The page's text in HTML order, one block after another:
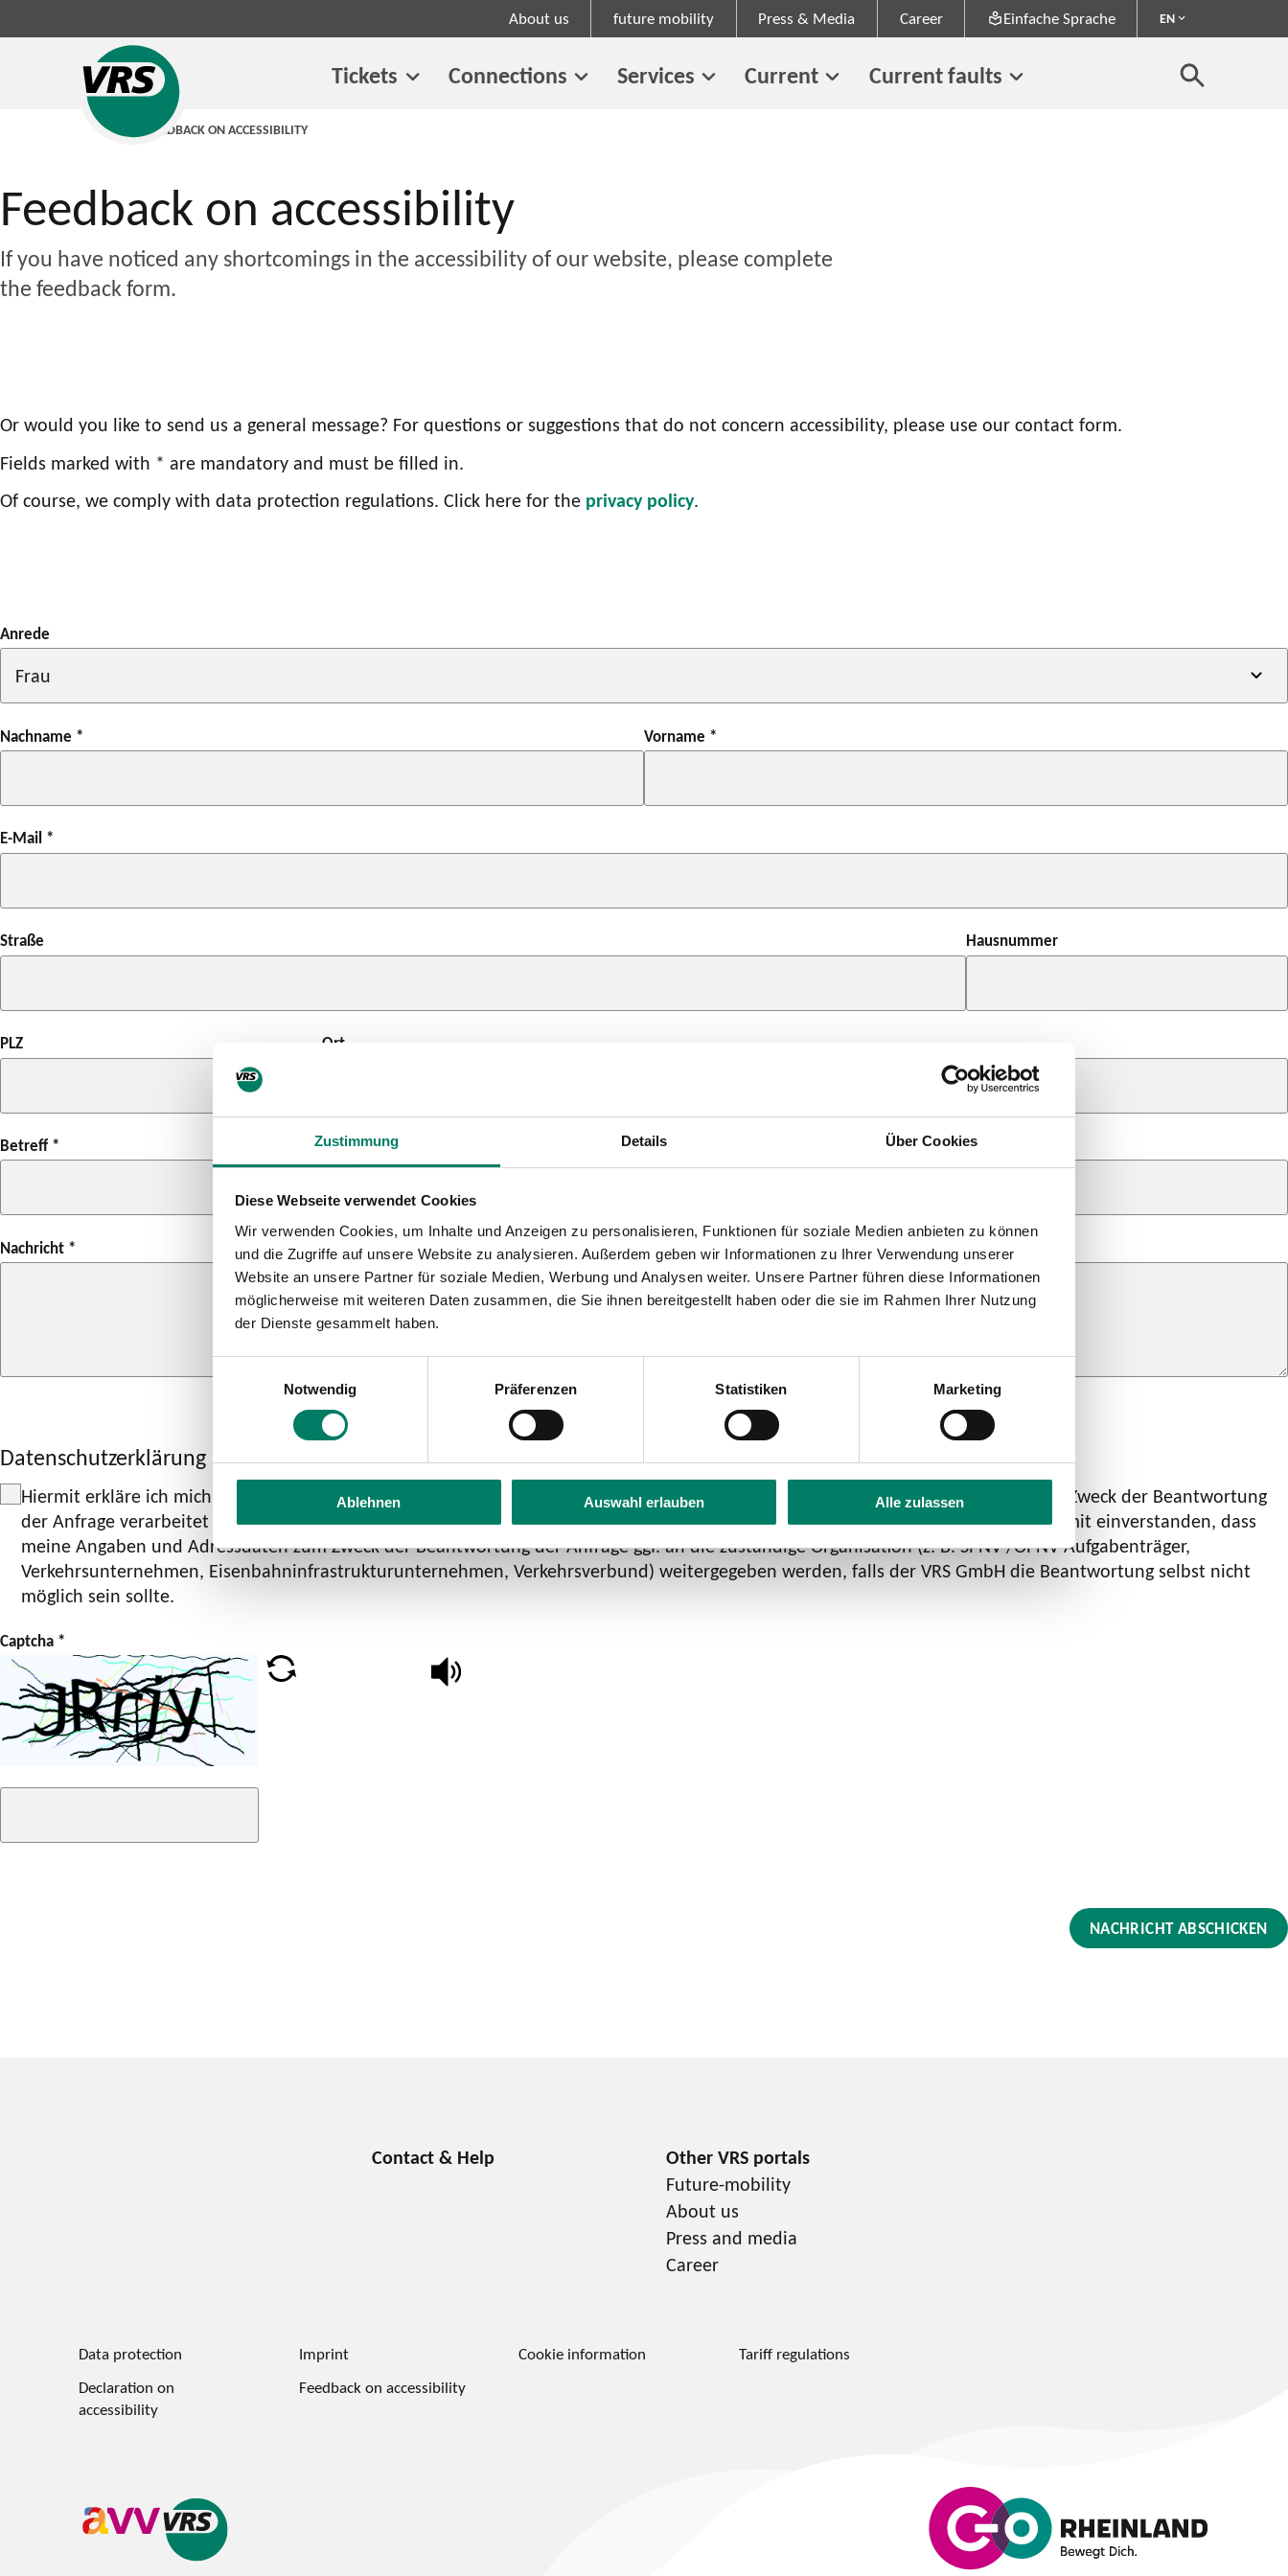
Zustimmung Details Über Cookies
Diese Webseite verwendet Cookies
Wir verwenden Cookies, um Inhalte und Anzeigen zu personalisieren, Funktionen für soziale Medien anbieten zu können
und die Zugriffe auf unsere Website zu analysieren. Außerdem geben wir Informationen zu Ihrer Verwendung unserer
Website an unsere Partner für soziale Medien, Werbung und Analysen weiter. Unsere Partner führen diese Informationen
möglicherweise mit weiteren Daten zusammen, die Sie ihnen bereitgestellt haben oder die sie im Rahmen Ihrer Nutzung
der Dienste gesammelt haben.
Notwendig
Präferenzen Statistiken Marketing
Ablehnen Auswahl erlauben Alle zulassen
About us future mobility Press & Media Career Einfache Sprache EN
Tickets Connections Services Current Current faults
HOMEPAGE
FEEDBACK ON ACCESSIBILITY
Feedback on accessibility
If you have noticed any shortcomings in the accessibility of our website, please complete
the feedback form.
Or would you like to send us a general message? For questions or suggestions that do not concern accessibility, please use our contact form.
Fields marked with * are mandatory and must be filled in.
Of course, we comply with data protection regulations. Click here for the privacy policy.
Anrede
Nachname * Vorname *
E-Mail *
Straße Hausnummer
PLZ Ort
Betreff*
Nachricht *
Datenschutzerklärung
Hiermit erkläre ich mich einverstanden, dass meine in das Kontaktformular eingegebenen Daten elektronisch gespeichert und zum Zweck der Beantwortung
der Anfrage verarbeitet und genutzt werden. DieDatenschutzerklärunghabe ich zur Kenntnis genommen. Des Weiteren bin ich damit einverstanden, dass
meine Angaben und Adressdaten zum Zweck der Beantwortung der Anfrage ggf. an die zuständige Organisation (z. B. SPNV-/ÖPNV-Aufgabenträger,
Verkehrsunternehmen, Eisenbahninfrastrukturunternehmen, Verkehrsverbund) weitergegeben werden, falls der VRS GmbH die Beantwortung selbst nicht
möglich sein sollte.
Captcha *
NACHRICHT ABSCHICKEN
Future-mobility
About us
Press and media
Career
Data protection Imprint Cookie information
Tariff regulations
Declaration on
accessibility
Feedback on accessibility